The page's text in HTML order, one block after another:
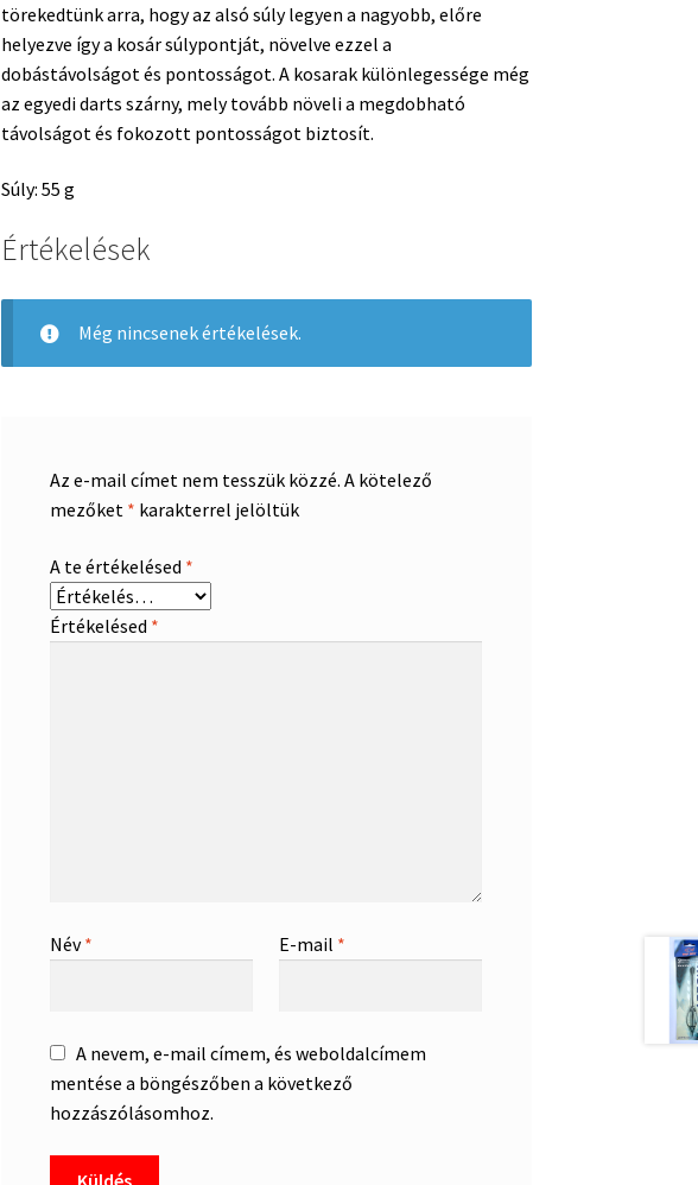
törekedtünk arra, hogy az alsó súly legyen a nagyobb, előre
helyezve így a kosár súlypontját, növelve ezzel a
dobástávolságot és pontosságot. A kosarak különlegessége még
az egyedi darts szárny, mely tovább növeli a megdobható
távolságot és fokozott pontosságot biztosít.
Súly: 55 g
Értékelések
Még nincsenek értékelések.
Az e-mail címet nem tesszük közzé. A kötelező
mezőket * karakterrel jelöltük
A te értékelésed *
Értékelésed *
Név* E-mail *
A nevem, e-mail címem, és weboldalcímem
mentése a böngészőben a következő
hozzászólásomhoz.